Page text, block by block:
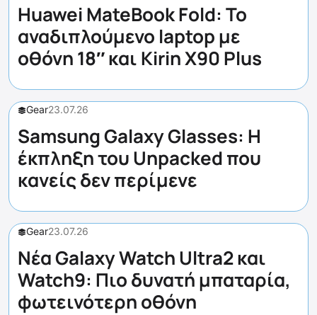
Huawei MateBook Fold: Το
αναδιπλούμενο laptop με
οθόνη 18″ και Kirin X90 Plus
Gear23.07.26
Samsung Galaxy Glasses: Η
έκπληξη του Unpacked που
κανείς δεν περίμενε
Gear23.07.26
Νέα Galaxy Watch Ultra2 και
Watch9: Πιο δυνατή μπαταρία,
φωτεινότερη οθόνη